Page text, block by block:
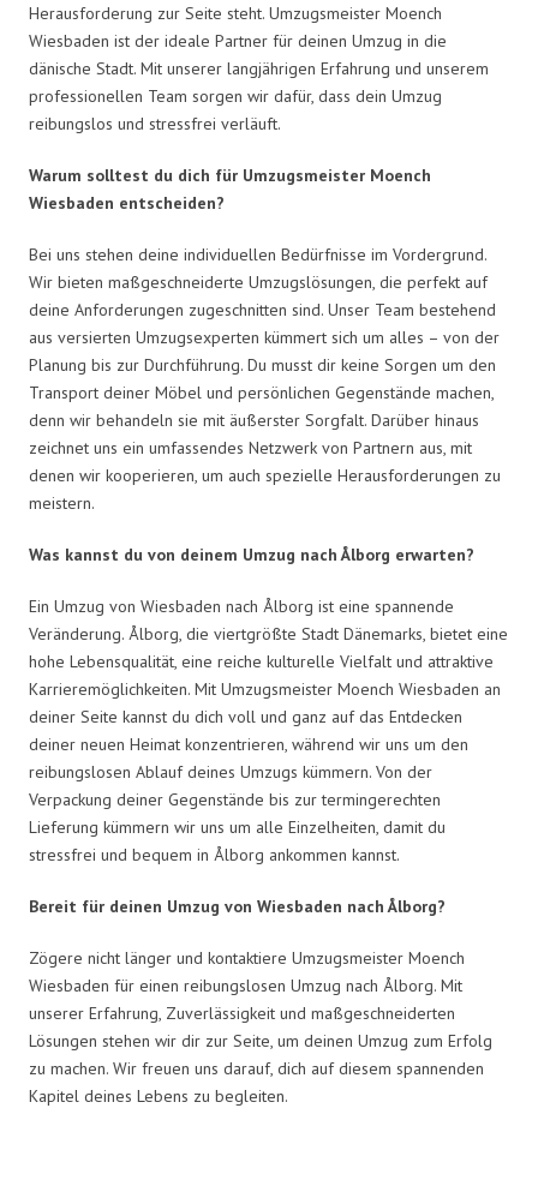
Herausforderung zur Seite steht. Umzugsmeister Moench
Wiesbaden ist der ideale Partner für deinen Umzug in die
dänische Stadt. Mit unserer langjährigen Erfahrung und unserem
professionellen Team sorgen wir dafür, dass dein Umzug
reibungslos und stressfrei verläuft.
Warum solltest du dich für Umzugsmeister Moench
Wiesbaden entscheiden?
Bei uns stehen deine individuellen Bedürfnisse im Vordergrund.
Wir bieten maßgeschneiderte Umzugslösungen, die perfekt auf
deine Anforderungen zugeschnitten sind. Unser Team bestehend
aus versierten Umzugsexperten kümmert sich um alles – von der
Planung bis zur Durchführung. Du musst dir keine Sorgen um den
Transport deiner Möbel und persönlichen Gegenstände machen,
denn wir behandeln sie mit äußerster Sorgfalt. Darüber hinaus
zeichnet uns ein umfassendes Netzwerk von Partnern aus, mit
denen wir kooperieren, um auch spezielle Herausforderungen zu
meistern.
Was kannst du von deinem Umzug nach Ålborg erwarten?
Ein Umzug von Wiesbaden nach Ålborg ist eine spannende
Veränderung. Ålborg, die viertgrößte Stadt Dänemarks, bietet eine
hohe Lebensqualität, eine reiche kulturelle Vielfalt und attraktive
Karrieremöglichkeiten. Mit Umzugsmeister Moench Wiesbaden an
deiner Seite kannst du dich voll und ganz auf das Entdecken
deiner neuen Heimat konzentrieren, während wir uns um den
reibungslosen Ablauf deines Umzugs kümmern. Von der
Verpackung deiner Gegenstände bis zur termingerechten
Lieferung kümmern wir uns um alle Einzelheiten, damit du
stressfrei und bequem in Ålborg ankommen kannst.
Bereit für deinen Umzug von Wiesbaden nach Ålborg?
Zögere nicht länger und kontaktiere Umzugsmeister Moench
Wiesbaden für einen reibungslosen Umzug nach Ålborg. Mit
unserer Erfahrung, Zuverlässigkeit und maßgeschneiderten
Lösungen stehen wir dir zur Seite, um deinen Umzug zum Erfolg
zu machen. Wir freuen uns darauf, dich auf diesem spannenden
Kapitel deines Lebens zu begleiten.